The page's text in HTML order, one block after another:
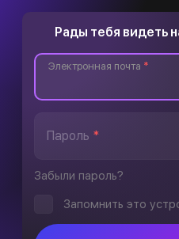
Рады тебя видеть
Электронная почта *
Пароль *
Забыли пароль?
Запомнить это